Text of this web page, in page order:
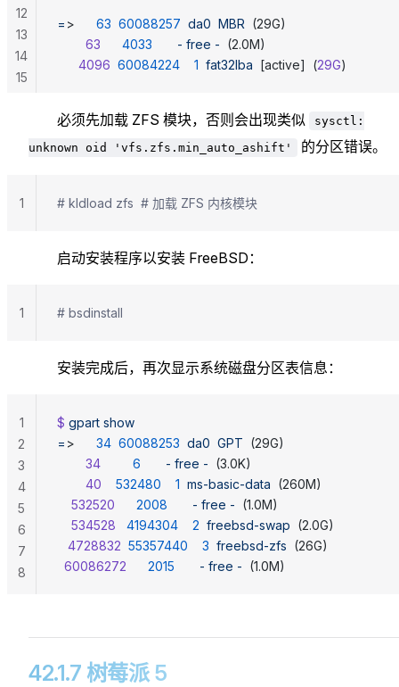
= > 63
  60088257
  da0
  MBR
  (29G)
        63
      4033
       -
free -
  (2.0M)
      4096
  60084224
    1
  fat32lba
  [active]  (
29G)
12
13
14
15
必须先加载 ZFS 模块，否则会出现类似
sysctl:
unknown oid 'vfs.zfs.min_auto_ashift'
的分区错误。
# kldload zfs  # 加载 ZFS 内核模块
1
启动安装程序以安装 FreeBSD：
# bsdinstall
1
安装完成后，再次显示系统磁盘分区表信息：
$ gpart show
= > 34
  60088253
  da0
  GPT
  (29G)
        34
         6
       -
free -
  (3.0K)
        40
    532480
    1
  ms-basic-data
  (260M)
    532520
      2008
       -
free -
  (1.0M)
    534528
   4194304
    2
  freebsd-swap
  (2.0G)
   4728832
  55357440
    3
  freebsd-zfs
  (26G)
  60086272
      2015
       -
free -
  (1.0M)
1
2
3
4
5
6
7
8
42.1.7 树莓派 5